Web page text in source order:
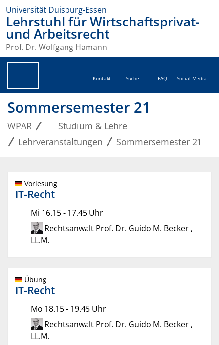
Universität Duisburg-Essen
Lehrstuhl für Wirtschaftsprivat-
und Arbeitsrecht
Prof. Dr. Wolfgang Hamann
Kontakt Suche FAQ Social Media
Sommersemester 21
WPAR
Studium & Lehre
Lehrveranstaltungen
Sommersemester 21
Vorlesung
IT-Recht
Mi 16.15 - 17.45 Uhr
Rechtsanwalt Prof. Dr. Guido M. Becker ,
LL.M.
Übung
IT-Recht
Mo 18.15 - 19.45 Uhr
Rechtsanwalt Prof. Dr. Guido M. Becker ,
LL.M.